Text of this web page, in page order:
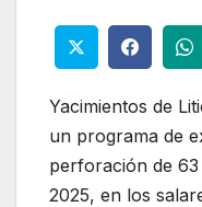
Yacimientos de
un programa de
perforación de
2025, en los